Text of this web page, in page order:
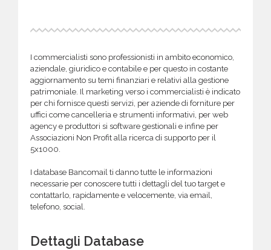
I commercialisti sono professionisti in ambito economico,
aziendale, giuridico e contabile e per questo in costante
aggiornamento su temi finanziari e relativi alla gestione
patrimoniale. Il marketing verso i commercialisti è indicato
per chi fornisce questi servizi, per aziende di forniture per
uffici come cancelleria e strumenti informativi, per web
agency e produttori si software gestionali e infine per
Associazioni Non Profit alla ricerca di supporto per il
5x1000.
I database Bancomail ti danno tutte le informazioni
necessarie per conoscere tutti i dettagli del tuo target e
contattarlo, rapidamente e velocemente, via email,
telefono, social.
Dettagli Database